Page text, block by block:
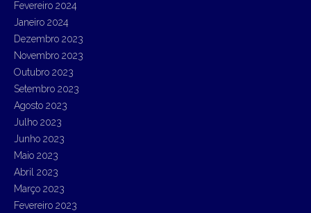
Fevereiro 2024
Janeiro 2024
Dezembro 2023
Novembro 2023
Outubro 2023
Setembro 2023
Agosto 2023
Julho 2023
Junho 2023
Maio 2023
Abril 2023
Março 2023
Fevereiro 2023